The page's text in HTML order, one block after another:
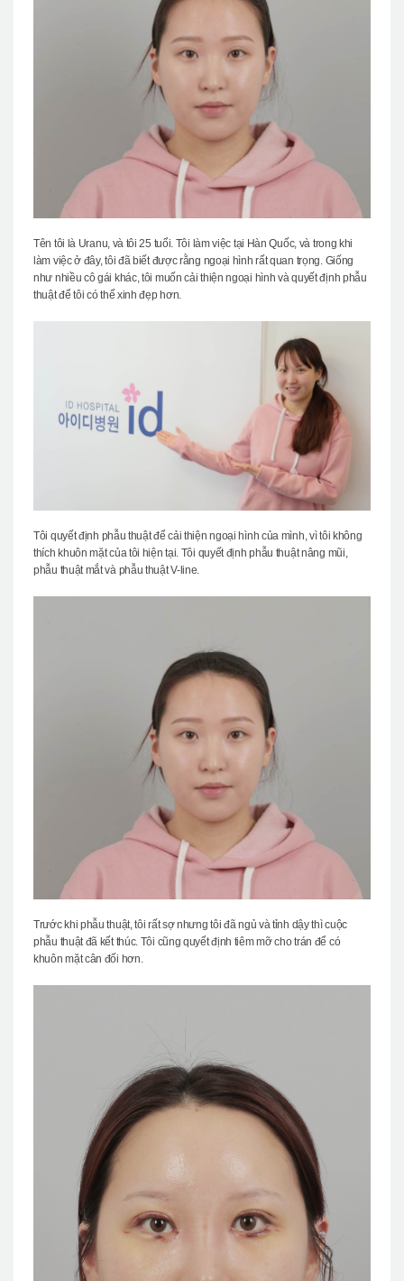
Tên tôi là Uranu, và tôi 25 tuổi. Tôi làm việc tại Hàn Quốc, và trong khi
làm việc ở đây, tôi đã biết được rằng ngoại hình rất quan trọng. Giống
như nhiều cô gái khác, tôi muốn cải thiện ngoại hình và quyết định phẫu
thuật để tôi có thể xinh đẹp hơn.
Tôi quyết định phẫu thuật để cải thiện ngoại hình của mình, vì tôi không
thích khuôn mặt của tôi hiện tại. Tôi quyết định phẫu thuật nâng mũi,
phẫu thuật mắt và phẫu thuật V-line.
Trước khi phẫu thuật, tôi rất sợ nhưng tôi đã ngủ và tỉnh dậy thì cuộc
phẫu thuật đã kết thúc. Tôi cũng quyết định tiêm mỡ cho trán để có
khuôn mặt cân đối hơn.